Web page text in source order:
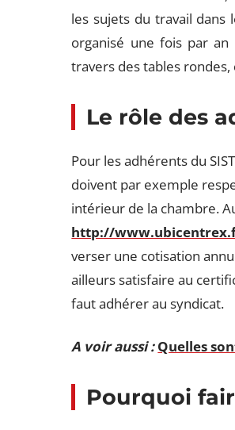
les sujets du travail dans
organisé une fois par
travers des tables
Le rôle des
Pour les adhérents du
doivent par exemple
intérieur de la chambre.
http://
verser une cotisation
ailleurs satisfaire au
faut adhérer au syndicat.
A voir aussi : Quelles
Pourquoi